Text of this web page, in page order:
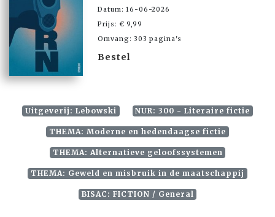
Datum: 16-06-2026
Prijs: € 9,99
Omvang: 303 pagina's
Bestel
Uitgeverij: Lebowski NUR: 300 - Literaire fictie
THEMA: Moderne en hedendaagse fictie
THEMA: Alternatieve geloofssystemen
THEMA: Geweld en misbruik in de maatschappij
BISAC: FICTION / General